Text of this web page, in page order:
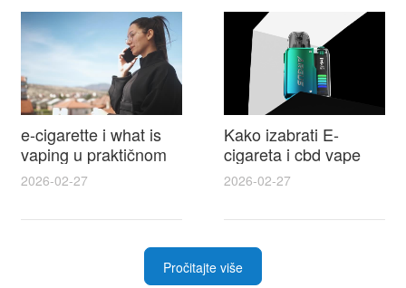
e-cigarette i what is
vaping u praktičnom
vodiču za početnike i
odgovorne korisnike
2026-02-27
Kako izabrati E-
cigareta i cbd vape
top modeli sigurnost
praktični savjeti za
kupovinu
2026-02-27
Pročitajte više